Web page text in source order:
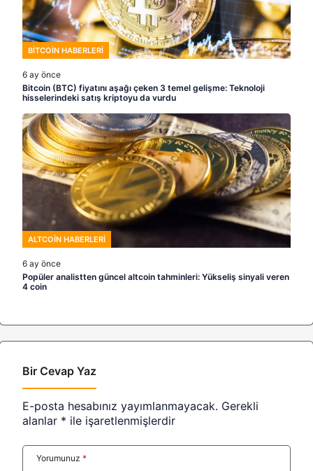
BITCOIN HABERLERI
6 ay önce
Bitcoin (BTC) fiyatını aşağı çeken 3 temel gelişme: Teknoloji
hisselerindeki satış kriptoyu da vurdu
ALTCOIN HABERLERI
6 ay önce
Popüler analistten güncel altcoin tahminleri: Yükseliş sinyali veren
4 coin
Bir Cevap Yaz
E-posta hesabınız yayımlanmayacak. Gerekli
alanlar * ile işaretlenmişlerdir
Yorumunuz *